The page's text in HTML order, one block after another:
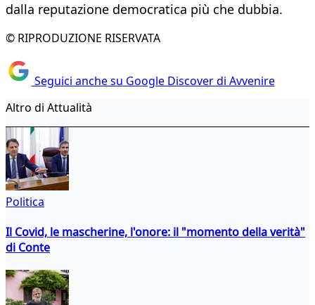
dalla reputazione democratica più che dubbia.
© RIPRODUZIONE RISERVATA
Seguici anche su Google Discover di Avvenire
Altro di Attualità
Politica
Il Covid, le mascherine, l'onore: il "momento della verità"
di Conte